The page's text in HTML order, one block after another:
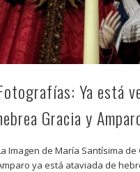
Ya está
Gracia y
Imagen de María Santísima de
ya está ataviada de